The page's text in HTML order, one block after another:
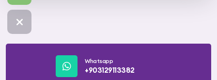
Whatsapp
+903129113382